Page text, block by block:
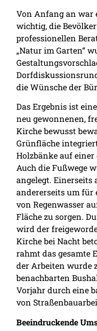
Von Anfang an war
wichtig, die
professionellen
„Natur im Garten“
die Wünsche der
Das Ergebnis ist
neu gewonnenen,
Kirche bewusst
Grünfläche
Holzbänke auf
Auch die Fußwege
angelegt. Einerseits
andererseits um für
von Regenwasser
Fläche zu sorgen.
wird der
Kirche bei Nacht
rahmt das gesamte
der Arbeiten wurde
benachbarten
Vorjahr durch eine
von
Beeindruckende